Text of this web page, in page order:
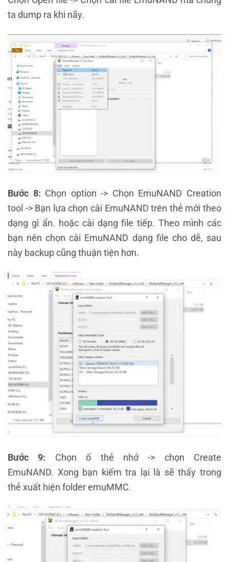
ta dump ra khi nãy.
Bước 8: Chọn option -> Chọn EmuNAND Creation
tool -> Bạn lựa chọn cài EmuNAND trên thẻ mới theo
dạng gì ẩn. hoặc cài dạng file tiếp. Theo mình các
bạn nên chọn cài EmuNAND dạng file cho dễ, sau
này backup cũng thuận tiện hơn.
Bước 9: Chọn ổ thẻ nhớ -> chọn Create
EmuNAND. Xong bạn kiểm tra lại là sẽ thấy trong
thẻ xuất hiện folder emuMMC.